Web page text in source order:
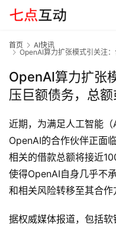
首页
AI快讯
OpenAI算力扩张模式引关注
OpenAI算力扩张
压巨额债务，总
近期，为满足人工智能（
OpenAI的合作伙伴正面
相关的借款总额将接近
使得OpenAI自身几乎不
和相关风险转移至其合作
据权威媒体报道，包括